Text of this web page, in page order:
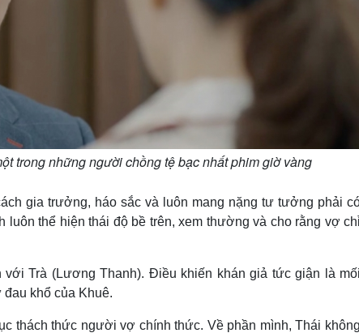
trong những người chồng tệ bạc nhất phim giờ vàng
gia trưởng, háo sắc và luôn mang nặng tư tưởng phải
thể hiện thái độ bề trên, xem thường và cho rằng vợ
Trà (Lương Thanh). Điều khiến khán giả tức giận là mối
khổ của Khuê.
thách thức người vợ chính thức. Về phần mình, Thái không